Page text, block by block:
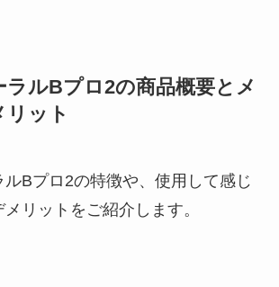
ラルBプロ2の商品概要とメ
リット
Bプロ2の特徴や、使用して感じ
リットをご紹介します。